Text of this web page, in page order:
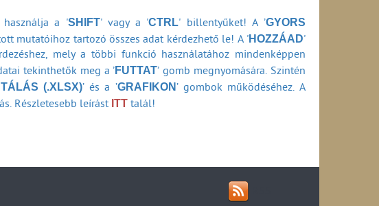
a 'SHIFT' vagy a 'CTRL' billentyűket! A ’GYORS
mutatóihoz tartozó összes adat kérdezhető le! A 'HOZZÁAD'
mely a többi funkció használatához mindenképpen
tekinthetők meg a ’FUTTAT’ gomb megnyomására. Szintén
(.XLSX)’ és a ’GRAFIKON’ gombok működéséhez. A
Részletesebb leírást ITT talál!